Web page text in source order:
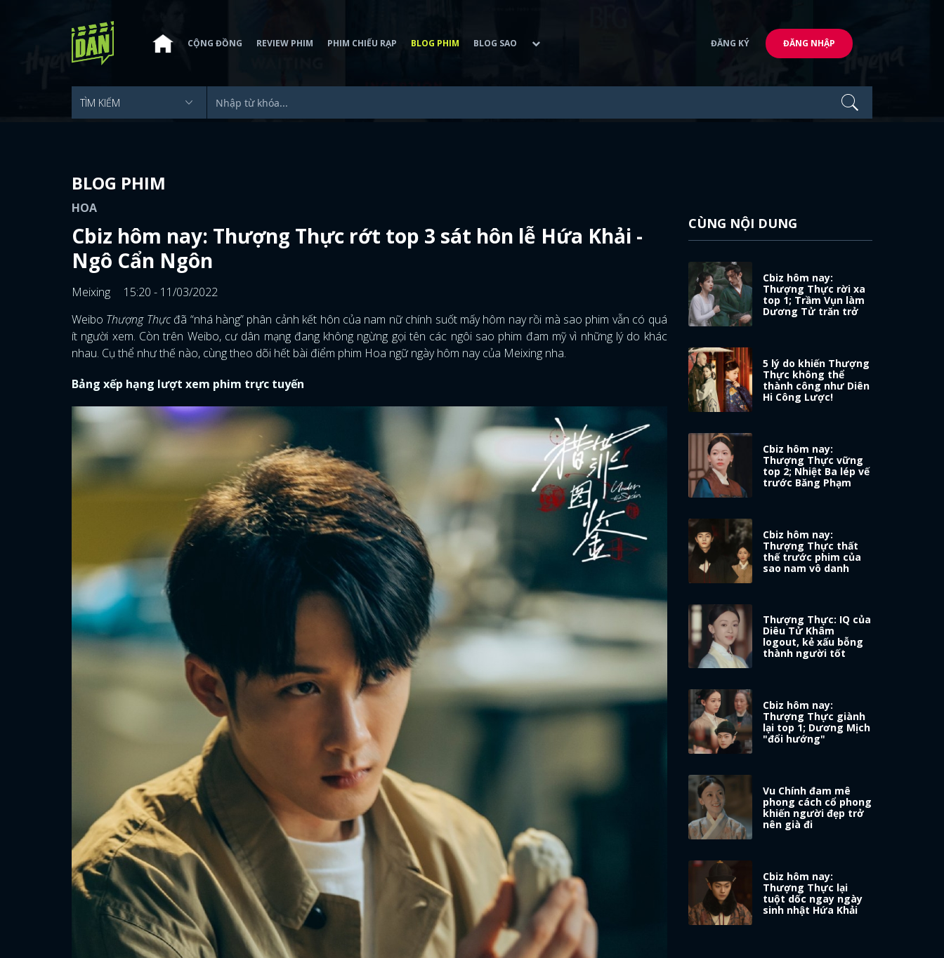
CỘNG ĐỒNG REVIEW PHIM PHIM CHIẾU RẠP BLOG PHIM BLOG SAO ĐĂNG KÝ ĐĂNG NHẬP
BLOG PHIM
HOA
Cbiz hôm nay: Thượng Thực rớt top 3 sát hôn lễ Hứa Khải -
Ngô Cẩn Ngôn
Meixing
15:20 - 11/03/2022
Weibo Thượng Thựcđã “nhá hàng” phân cảnh kết hôn của nam nữ chính suốt mấy hôm nay rồi mà sao phim vẫn có quá
ít người xem. Còn trên Weibo, cư dân mạng đang không ngừng gọi tên các ngôi sao phim đam mỹ vì những lý do khác
nhau. Cụ thể như thế nào, cùng theo dõi hết bài điểm phim Hoa ngữ ngày hôm nay của Meixing nha.
Bảng xếp hạng lượt xem phim trực tuyến
CÙNG NỘI DUNG
Cbiz hôm nay:
Thượng Thực rời xa
top 1; Trầm Vụn làm
Dương Tử trăn trở
5 lý do khiến Thượng
Thực không thể
thành công như Diên
Hi Công Lược!
Cbiz hôm nay:
Thượng Thực vững
top 2; Nhiệt Ba lép vế
trước Băng Phạm
Cbiz hôm nay:
Thượng Thực thất
thế trước phim của
sao nam vô danh
Thượng Thực: IQ của
Diêu Tử Khâm
logout, kẻ xấu bỗng
thành người tốt
Cbiz hôm nay:
Thượng Thực giành
lại top 1; Dương Mịch
"đổi hướng"
Vu Chính đam mê
phong cách cổ phong
khiến người đẹp trở
nên già đi
Cbiz hôm nay:
Thượng Thực lại
tuột dốc ngay ngày
sinh nhật Hứa Khải